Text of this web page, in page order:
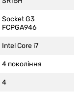
Socket G3
FCPGA946
Intel Core i7
4 покоління
4